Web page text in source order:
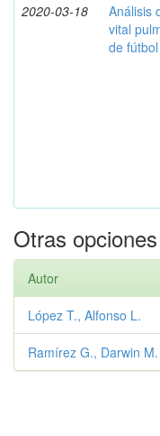
2020-03-18
Análisis
vital
de
Otras
Autor
López T., Alfonso L.
Ramírez G., Darwin M.